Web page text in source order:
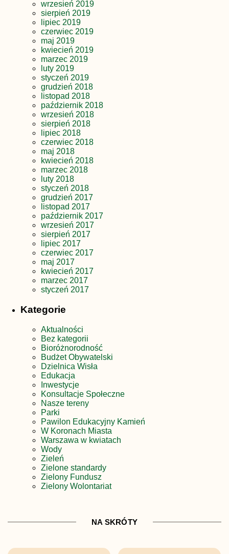
wrzesień 2019
sierpień 2019
lipiec 2019
czerwiec 2019
maj 2019
kwiecień 2019
marzec 2019
luty 2019
styczeń 2019
grudzień 2018
listopad 2018
październik 2018
wrzesień 2018
sierpień 2018
lipiec 2018
czerwiec 2018
maj 2018
kwiecień 2018
marzec 2018
luty 2018
styczeń 2018
grudzień 2017
listopad 2017
październik 2017
wrzesień 2017
sierpień 2017
lipiec 2017
czerwiec 2017
maj 2017
kwiecień 2017
marzec 2017
styczeń 2017
Kategorie
Aktualności
Bez kategorii
Bioróżnorodność
Budżet Obywatelski
Dzielnica Wisła
Edukacja
Inwestycje
Konsultacje Społeczne
Nasze tereny
Parki
Pawilon Edukacyjny Kamień
W Koronach Miasta
Warszawa w kwiatach
Wody
Zieleń
Zielone standardy
Zielony Fundusz
Zielony Wolontariat
NA SKRÓTY